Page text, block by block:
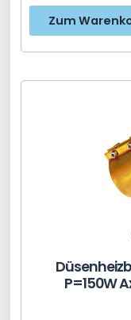
Zum
P=150W